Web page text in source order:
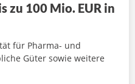
zu 100 Mio. EUR in
für Pharma- und
Güter sowie weitere